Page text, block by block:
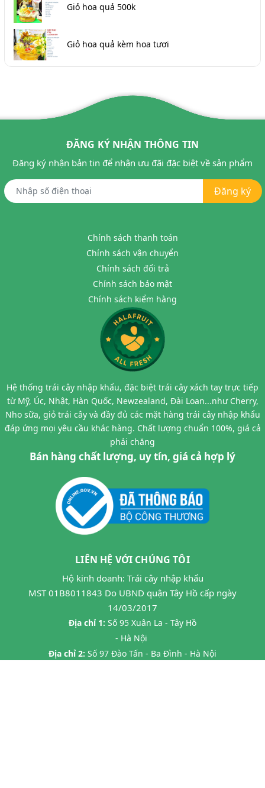
Giỏ hoa quả 500k
Giỏ hoa quả kèm hoa tươi
ĐĂNG KÝ NHẬN THÔNG TIN
Đăng ký nhận bản tin để nhận ưu đãi đặc biệt về sản phẩm
Đăng ký
Chính sách thanh toán
Chính sách vận chuyển
Chính sách đổi trả
Chính sách bảo mật
Chính sách kiểm hàng
Hệ thống trái cây nhập khẩu, đặc biệt trái cây xách tay trực tiếp
từ Mỹ, Úc, Nhật, Hàn Quốc, Newzealand, Đài Loan...như Cherry,
Nho sữa, giỏ trái cây và đầy đủ các mặt hàng trái cây nhập khẩu
đáp ứng mọi yêu cầu khác hàng. Chất lượng chuẩn 100%, giá cả
phải chăng
Bán hàng chất lượng, uy tín, giá cả hợp lý
LIÊN HỆ VỚI CHÚNG TÔI
Hộ kinh doanh: Trái cây nhập khẩu
MST 01B8011843 Do UBND quận Tây Hồ cấp ngày
14/03/2017
Địa chỉ 1: Số 95 Xuân La - Tây Hồ
- Hà Nội
Địa chỉ 2: Số 97 Đào Tấn - Ba Đình - Hà Nội